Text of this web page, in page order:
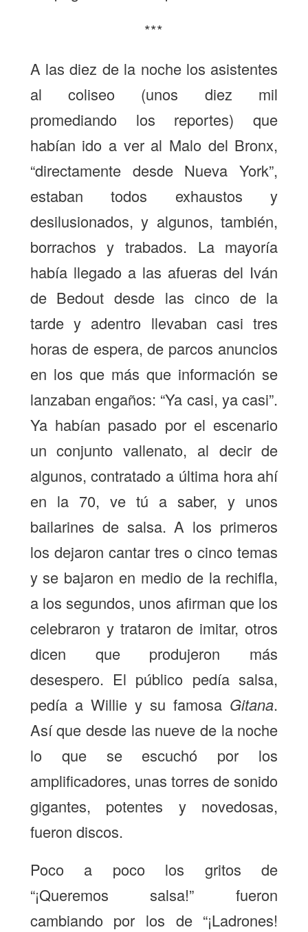
***
A las diez de la noche los asistentes
al coliseo (unos diez mil
promediando los reportes) que
habían ido a ver al Malo del Bronx,
“directamente desde Nueva York”,
estaban todos exhaustos y
desilusionados, y algunos, también,
borrachos y trabados. La mayoría
había llegado a las afueras del Iván
de Bedout desde las cinco de la
tarde y adentro llevaban casi tres
horas de espera, de parcos anuncios
en los que más que información se
lanzaban engaños: “Ya casi, ya casi”.
Ya habían pasado por el escenario
un conjunto vallenato, al decir de
algunos, contratado a última hora ahí
en la 70, ve tú a saber, y unos
bailarines de salsa. A los primeros
los dejaron cantar tres o cinco temas
y se bajaron en medio de la rechifla,
a los segundos, unos afirman que los
celebraron y trataron de imitar, otros
dicen que produjeron más
desespero. El público pedía salsa,
pedía a Willie y su famosa Gitana.
Así que desde las nueve de la noche
lo que se escuchó por los
amplificadores, unas torres de sonido
gigantes, potentes y novedosas,
fueron discos.
Poco a poco los gritos de
“¡Queremos salsa!” fueron
cambiando por los de “¡Ladrones!